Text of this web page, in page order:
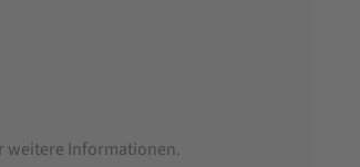
weitere Informationen.